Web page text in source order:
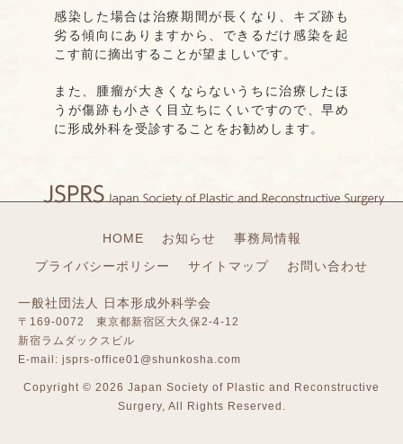
感染した場合は治療期間が長くなり、キズ跡も
劣る傾向にありますから、できるだけ感染を起
こす前に摘出することが望ましいです。
また、腫瘤が大きくならないうちに治療したほ
うが傷跡も小さく目立ちにくいですので、早め
に形成外科を受診することをお勧めします。
HOME お知らせ
事務局情報
プライバシーポリシー
サイトマップ お問い合わせ
一般社団法人 日本形成外科学会
〒169-0072 東京都新宿区大久保2-4-12
新宿ラムダックスビル
E-mail: jsprs-office01@shunkosha.com
Copyright © 2026 Japan Society of Plastic and Reconstructive
Surgery, All Rights Reserved.